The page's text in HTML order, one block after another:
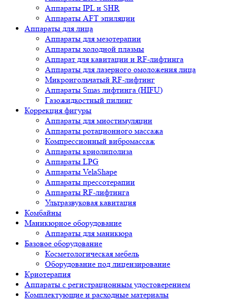
Аппараты IPL и SHR
Аппараты AFT эпиляции
Аппараты для лица
Аппараты для мезотерапии
Аппараты холодной плазмы
Аппарат для кавитации и RF-лифтинга
Аппараты для лазерного омоложения лица
Микроигольчатый RF-лифтинг
Аппараты Smas лифтинга (HIFU)
Газожидкостный пилинг
Коррекция фигуры
Аппараты для миостимуляции
Аппараты ротационного массажа
Компрессионный вибромассаж
Аппараты криолиполиза
Аппараты LPG
Аппараты VelaShape
Аппараты прессотерапии
Аппараты RF-лифтинга
Ультразвуковая кавитация
Комбайны
Маникюрное оборудование
Аппараты для маникюра
Базовое оборудование
Косметологическая мебель
Оборудование под лицензирование
Криотерапия
Аппараты c регистрационным удостоверением
Комплектующие и расходные материалы